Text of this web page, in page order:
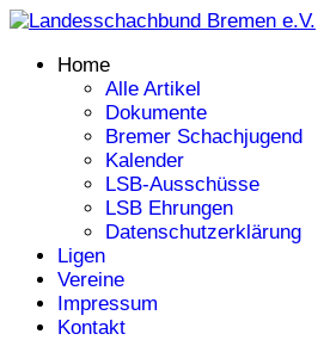
Home
Alle Artikel
Dokumente
Bremer Schachjugend
Kalender
LSB-Ausschüsse
LSB Ehrungen
Datenschutzerklärung
Ligen
Vereine
Impressum
Kontakt